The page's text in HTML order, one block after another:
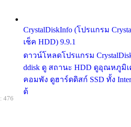
CrystalDiskInfo (โปรแกรม
เช็ค HDD) 9.9.1
ดาวน์โหลดโปรแกรม
ddisk ดู สถานะ HDD ดูอุณหภูมิเ
คอมพัง ดูฮาร์ดดิสก์ SSD ทั้ง
ด้
476